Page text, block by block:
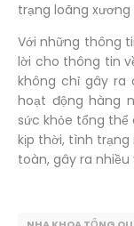
trạng loãng
Với những thông
lời cho thông tin
không chỉ gây ra
hoạt động hàng
sức khỏe tổng thể
kịp thời, tình trạng
toàn, gây ra